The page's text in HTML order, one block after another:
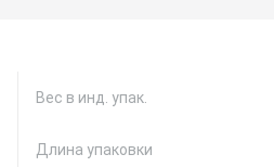
Вес в инд. упак.
Длина упаковки